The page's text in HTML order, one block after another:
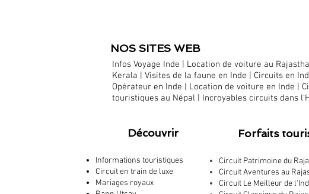
​NOS SITES WEB
Infos Voyage Inde Location de voiture au
Kerala
Visites de la faune en Inde | Circuits en
Opérateur en Inde | Location de voiture en Inde |
touristiques au Népal
Incroyables circuits dans
Découvrir Forfaits
Informations touristiques
Circuit en train de luxe
Mariages royaux
Circuit Patrimoine du
Circuit Aventures au
Circuit Le Meilleur de